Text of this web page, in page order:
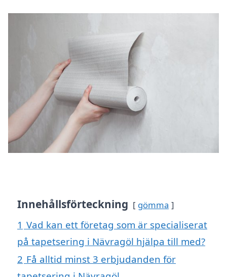
Innehållsförteckning gömma
1 Vad kan ett företag som är specialiserat
på tapetsering i Nävragöl hjälpa till med?
2 Få alltid minst 3 erbjudanden för